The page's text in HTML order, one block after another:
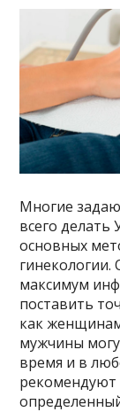
Многие
всего делать
основных
гинекологии.
максимум
поставить
как
мужчины
время и в
рекомендуют